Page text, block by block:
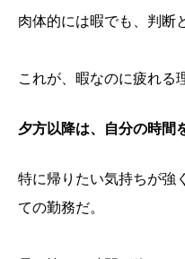
肉体的には暇でも、判断
これが、暇なのに疲れる
夕方以降は、自分の時間
特に帰りたい気持ちが強
ての勤務だ。